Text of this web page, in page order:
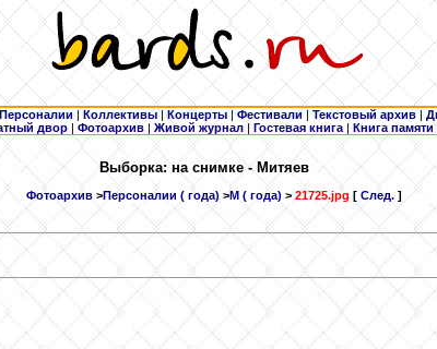
Персоналии | Коллективы | Концерты | Фестивали | Текстовый архив |
двор | Фотоархив | Живой журнал |Гостевая книга | Книга памяти
Выборка: на снимке - Митяев
Фотоархив >Персоналии ( года) >М ( года) > 21725.jpg [ След. ]